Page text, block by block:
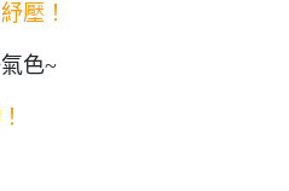
壓！
色~